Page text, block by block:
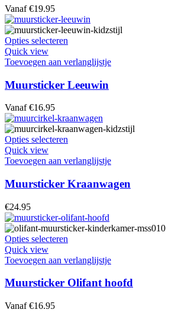
kan
gekozen
worden
op
de
productpagina
Vanaf €19.95
Opties selecteren
heeft
variaties.
Deze
kan
gekozen
worden
op
de
productpagina
Quick view
Toevoegen aan verlanglijstje
Muursticker Leeuwin
Vanaf €16.95
Opties selecteren
heeft
variaties.
Deze
kan
gekozen
worden
op
de
productpagina
Quick view
Toevoegen aan verlanglijstje
Muursticker Kraanwagen
€24.95
Opties selecteren
heeft
variaties.
Quick view
Toevoegen aan verlanglijstje
Muursticker Olifant hoofd
Vanaf €16.95